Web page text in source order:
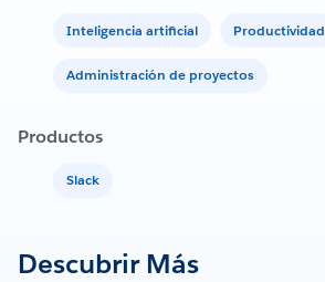
Inteligencia artificial Productividad
Administración de proyectos
Productos
Slack
Descubrir Más